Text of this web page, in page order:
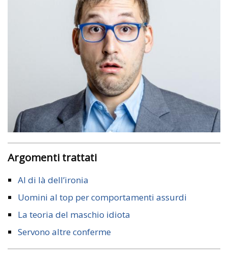
Argomenti trattati
Al di là dell’ironia
Uomini al top per comportamenti assurdi
La teoria del maschio idiota
Servono altre conferme